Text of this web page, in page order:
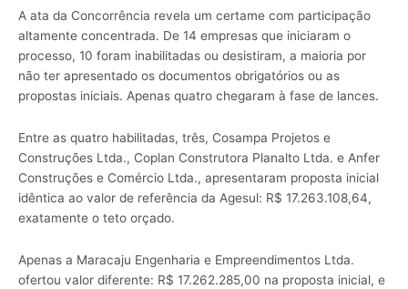
A ata da Concorrência revela um certame com participação
altamente concentrada. De 14 empresas que iniciaram o
processo, 10 foram inabilitadas ou desistiram, a maioria por
não ter apresentado os documentos obrigatórios ou as
propostas iniciais. Apenas quatro chegaram à fase de lances.
Entre as quatro habilitadas, três, Cosampa Projetos e
Construções Ltda., Coplan Construtora Planalto Ltda. e Anfer
Construções e Comércio Ltda., apresentaram proposta inicial
idêntica ao valor de referência da Agesul: R$ 17.263.108,64,
exatamente o teto orçado.
Apenas a Maracaju Engenharia e Empreendimentos Ltda.
ofertou valor diferente: R$ 17.262.285,00 na proposta inicial, e